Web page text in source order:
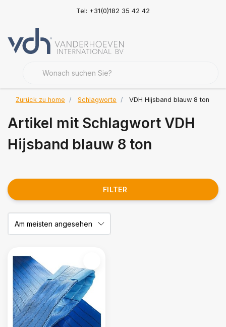
Tel: +31(0)182 35 42 42
Zurück zu home Schlagworte VDH Hijsband blauw 8 ton
Artikel mit Schlagwort VDH
Hijsband blauw 8 ton
FILTER